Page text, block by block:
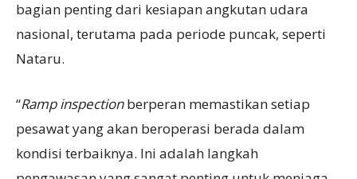
bagian penting dari kesiapan angkutan udara
nasional, terutama pada periode puncak, seperti
Nataru.
“Ramp inspectionberperan memastikan setiap
pesawat yang akan beroperasi berada dalam
kondisi terbaiknya. Ini adalah langkah